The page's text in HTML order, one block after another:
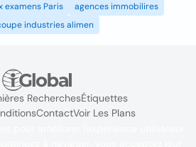
examens Paris
agences immobilires
industries alimen
RecherchesÉtiquettes
ContactVoir Les Plans
à naviguer, vous acceptez leur